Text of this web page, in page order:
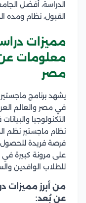
الدراسة، أفضل
القبول، نظام ومده
مميزات
معلومات
مصر
يشهد برنامج
في مصر والعالم
التكنولوجيا
نظام ماجستير نظم
فرصة فريدة
على مرونة كبيرة في
للطلاب الوافدين
من أبرز مميزات
عن بُعد: